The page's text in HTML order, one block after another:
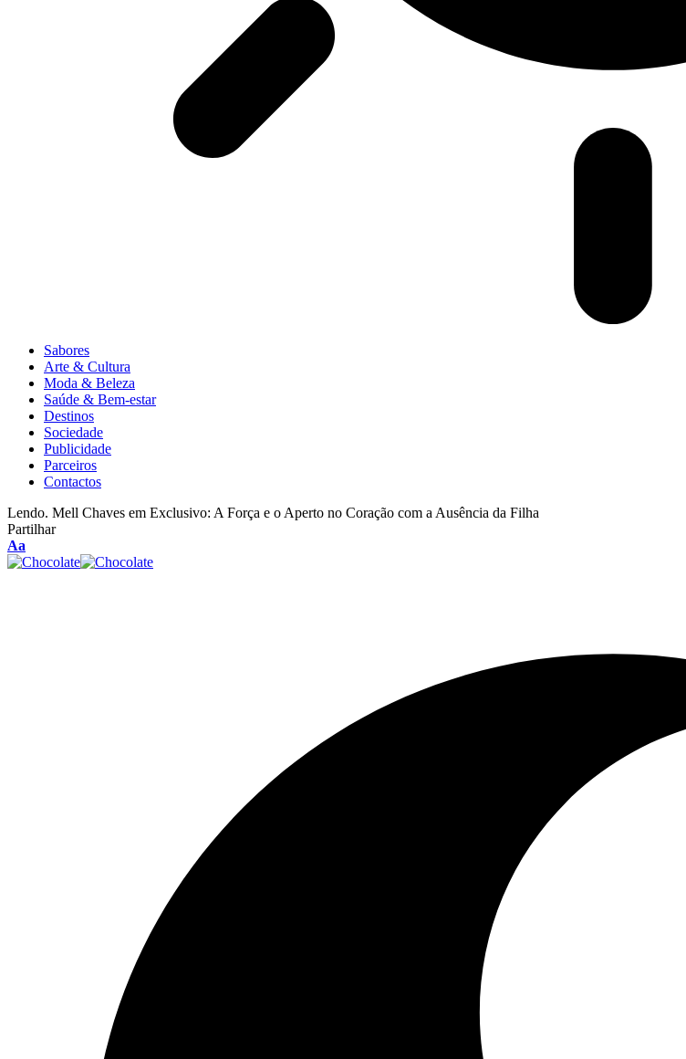
Sabores
Arte & Cultura
Moda & Beleza
Saúde & Bem-estar
Destinos
Sociedade
Publicidade
Parceiros
Contactos
Lendo. Mell Chaves em Exclusivo: A Força e o Aperto no Coração com a Ausência da Filha
Partilhar
Aa